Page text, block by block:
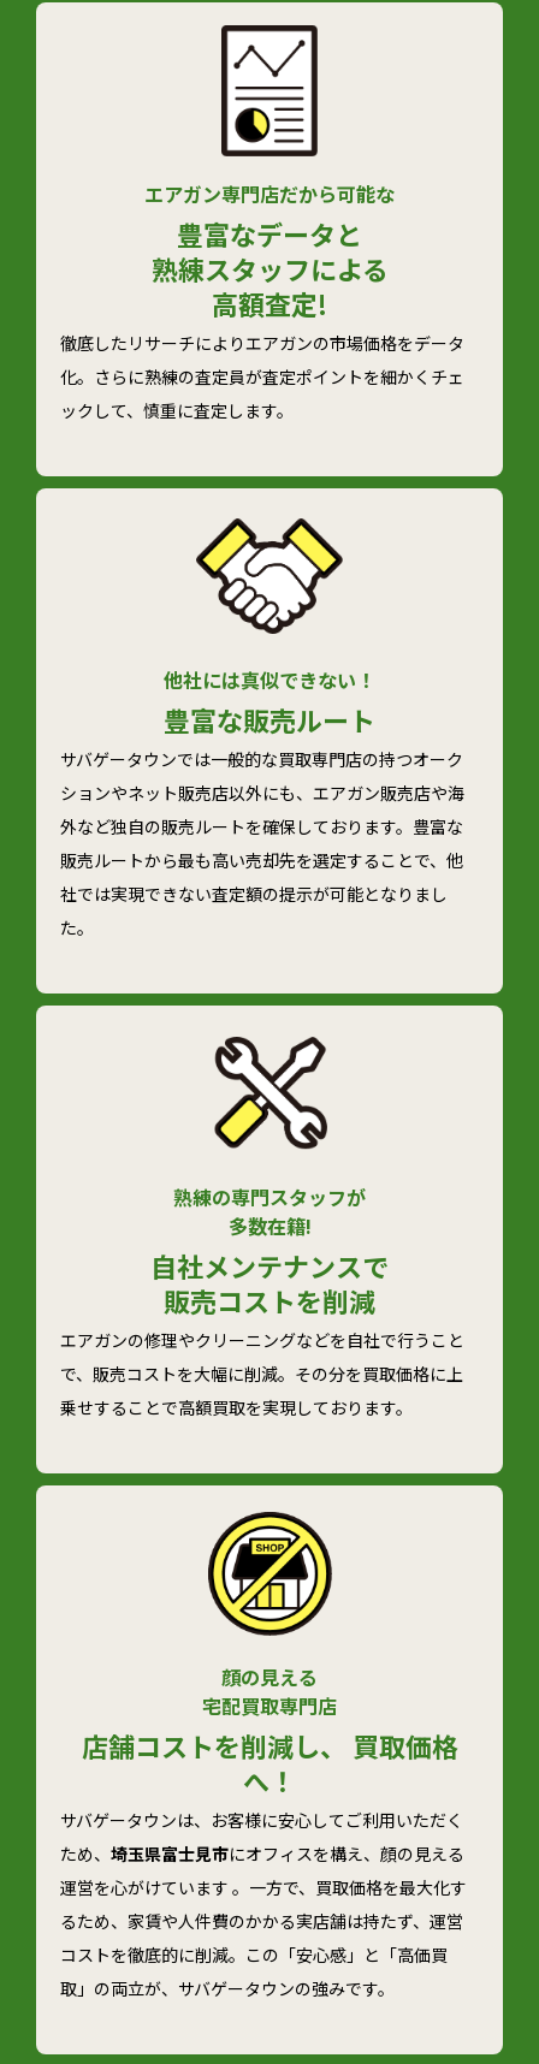
エアガン専門店だから可能な
豊富なデータと
熟練スタッフによる
高額査定!
徹底したリサーチによりエアガンの市場価格をデータ
化。さらに熟練の査定員が査定ポイントを細かくチェ
ックして、慎重に査定します。
他社には真似できない！
豊富な販売ルート
サバゲータウンでは一般的な買取専門店の持つオーク
ションやネット販売店以外にも、エアガン販売店や海
外など独自の販売ルートを確保しております。豊富な
販売ルートから最も高い売却先を選定することで、他
社では実現できない査定額の提示が可能となりまし
た。
熟練の専門スタッフが
多数在籍!
自社メンテナンスで
販売コストを削減
エアガンの修理やクリーニングなどを自社で行うこと
で、販売コストを大幅に削減。その分を買取価格に上
乗せすることで高額買取を実現しております。
顔の見える
宅配買取専門店
店舗コストを削減し、 買取価格
へ！
サバゲータウンは、お客様に安心してご利用いただく
ため、 埼玉県富士見市にオフィスを構え、顔の見える
運営を心がけています 。一方で、買取価格を最大化す
るため、家賃や人件費のかかる実店舗は持たず、運営
コストを徹底的に削減。この「安心感」と「高価買
取」の両立が、サバゲータウンの強みです。